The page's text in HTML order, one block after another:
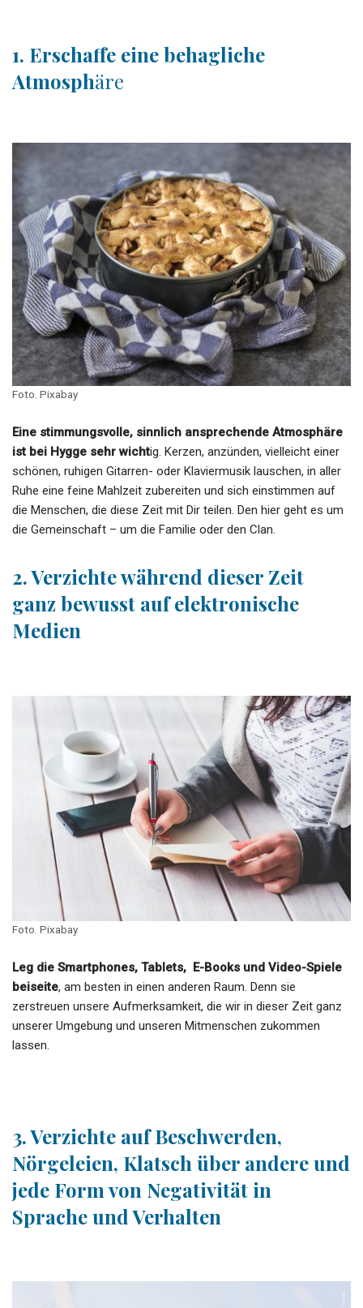
1. Erschaffe eine behagliche
Atmosphäre
Foto. Pixabay
Eine stimmungsvolle, sinnlich ansprechende Atmosphäre
ist bei Hygge sehr wichtig. Kerzen, anzünden, vielleicht einer
schönen, ruhigen Gitarren- oder Klaviermusik lauschen, in aller
Ruhe eine feine Mahlzeit zubereiten und sich einstimmen auf
die Menschen, die diese Zeit mit Dir teilen. Den hier geht es um
die Gemeinschaft – um die Familie oder den Clan.
2. Verzichte während dieser Zeit
ganz bewusst auf elektronische
Medien
Foto. Pixabay
Leg die Smartphones, Tablets, E-Books und Video-Spiele
beiseite, am besten in einen anderen Raum. Denn sie
zerstreuen unsere Aufmerksamkeit, die wir in dieser Zeit ganz
unserer Umgebung und unseren Mitmenschen zukommen
lassen.
3. Verzichte auf Beschwerden,
Nörgeleien, Klatsch über andere und
jede Form von Negativität in
Sprache und Verhalten